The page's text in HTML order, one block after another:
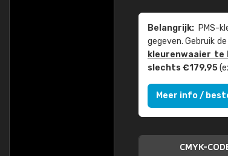
Belangrijk: PMS-
gegeven. Gebruik
kleuren­waaier te
slechts €179,95
Meer info /
CMYK-